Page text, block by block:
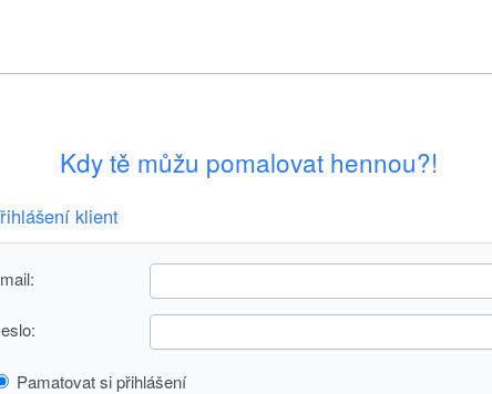
Kdy tě můžu pomalovat hennou?!
klient
Pamatovat si přihlášení